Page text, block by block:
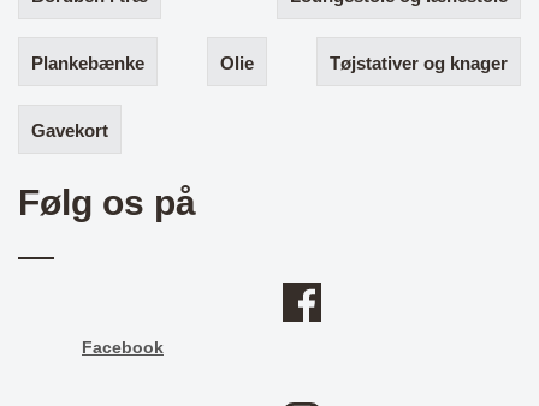
Plankebænke Olie Tøjstativer og knager
Gavekort
Følg os på
Facebook